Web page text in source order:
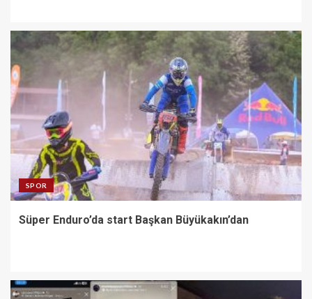
SPOR
Süper Enduro’da start Başkan Büyükakın’dan